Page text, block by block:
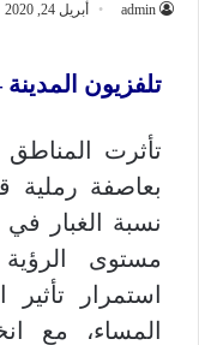
admin أبريل 24, 2020
تلفزيون المدينة
تأثرت المناطق
بعاصفة
نسبة الغبار
مستوى
استمرار
المساء، مع